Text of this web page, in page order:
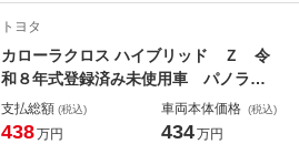
１７ＡＷ
トヨタ
カローラクロス ハイブリッド Ｚ 令
和８年式登録済み未使用車 パノラマ
ルーフ パノラミックビューモニタ
ー アドバンストパーク ブラインド
支払総額 (税込)
438万円
車両本体価格 (税込)
434万円